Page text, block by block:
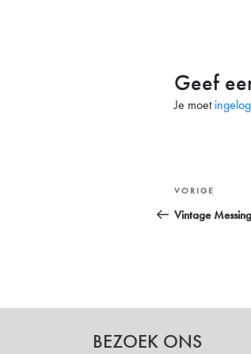
Geef
Je moet
Bericht
Vorig
bericht
VORIGE
Vintage
BEZOEK ONS